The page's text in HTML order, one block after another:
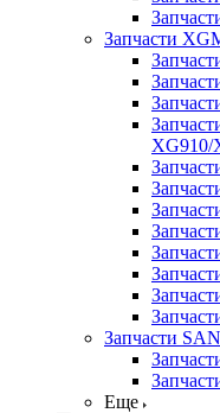
Запчасти
XG910/
Запчасти
Еще